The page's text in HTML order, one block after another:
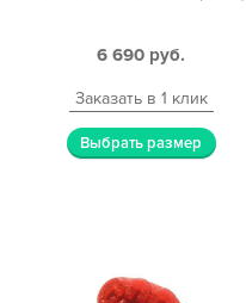
6 690 руб.
Заказать в 1 клик
Выбрать размер